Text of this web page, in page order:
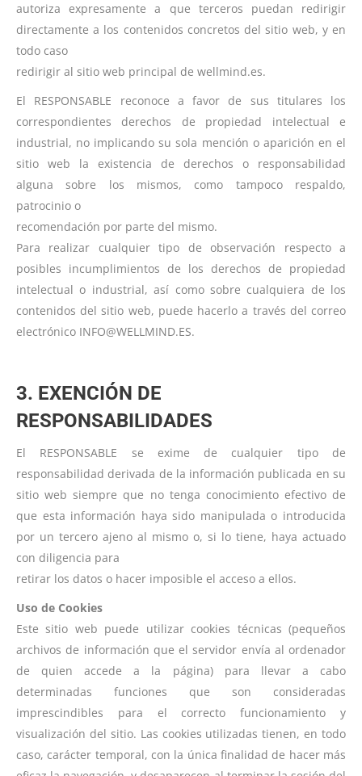
autoriza expresamente a que terceros puedan redirigir
directamente a los contenidos concretos del sitio web, y en
todo caso
redirigir al sitio web principal de wellmind.es.
El RESPONSABLE reconoce a favor de sus titulares los
correspondientes derechos de propiedad intelectual e
industrial, no implicando su sola mención o aparición en el
sitio web la existencia de derechos o responsabilidad
alguna sobre los mismos, como tampoco respaldo,
patrocinio o
recomendación por parte del mismo.
Para realizar cualquier tipo de observación respecto a
posibles incumplimientos de los derechos de propiedad
intelectual o industrial, así como sobre cualquiera de los
contenidos del sitio web, puede hacerlo a través del correo
electrónico INFO@WELLMIND.ES.
3. EXENCIÓN DE
RESPONSABILIDADES
El RESPONSABLE se exime de cualquier tipo de
responsabilidad derivada de la información publicada en su
sitio web siempre que no tenga conocimiento efectivo de
que esta información haya sido manipulada o introducida
por un tercero ajeno al mismo o, si lo tiene, haya actuado
con diligencia para
retirar los datos o hacer imposible el acceso a ellos.
Uso de Cookies
Este sitio web puede utilizar cookies técnicas (pequeños
archivos de información que el servidor envía al ordenador
de quien accede a la página) para llevar a cabo
determinadas funciones que son consideradas
imprescindibles para el correcto funcionamiento y
visualización del sitio. Las cookies utilizadas tienen, en todo
caso, carácter temporal, con la única finalidad de hacer más